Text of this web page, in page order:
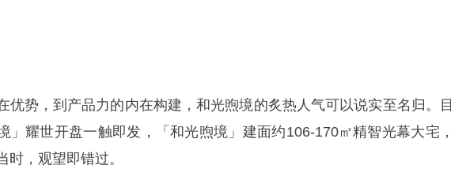
优势，到产品力的内在构建，和光煦境的炙热人气可以说实至名归。目
」耀世开盘一触即发，「和光煦境」建面约106-170㎡精智光幕大宅，
时，观望即错过。